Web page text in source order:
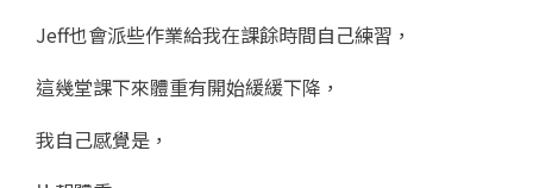
Jeff也會派些作業給我在課餘時間自己練習，
這幾堂課下來體重有開始緩緩下降，
我自己感覺是，